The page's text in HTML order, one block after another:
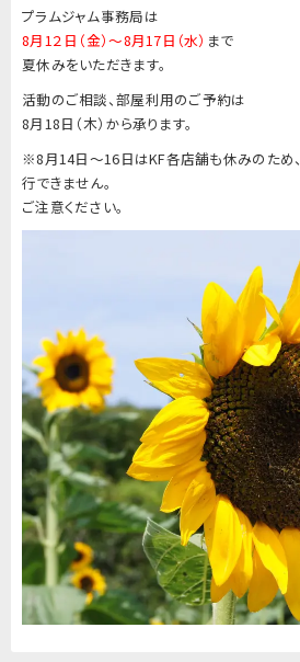
プラムジャム事務局は
8月1２日（金）～8月17日（水） まで
夏休みをいただきます。
活動のご相談、部屋利用のご予約は
8月18日（木）から承ります。
※8月14日～16日はKF各店舗も休みのため、
行できません。
ご注意ください。